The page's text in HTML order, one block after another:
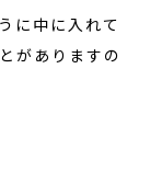
に中に入れて
がありますの